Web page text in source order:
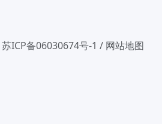
苏ICP备06030674号-1 / 网站地图